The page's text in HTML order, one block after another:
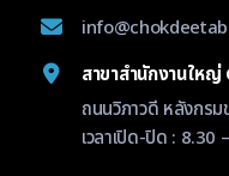
สาขาสำนักงานให
ถนนวิภาวดี หลังกรม
เวลาเปิด-ปิด : 8.30